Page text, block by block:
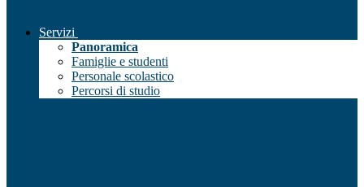
Servizi
Panoramica
Famiglie e studenti
Personale scolastico
Percorsi di studio